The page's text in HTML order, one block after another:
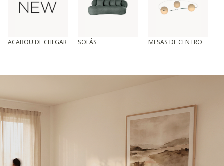
ACABOU DE CHEGAR SOFÁS MESAS DE CENTRO